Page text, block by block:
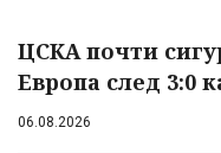
ЦСКА почти
Европа след 3:0
06.08.2026